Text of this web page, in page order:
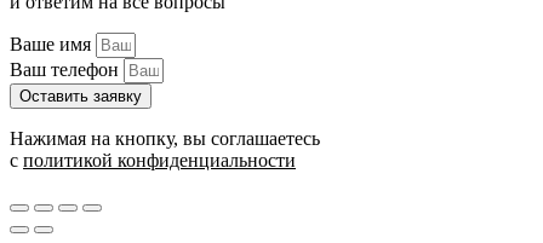
Ваше имя
Ваш телефон
Оставить заявку
Нажимая на кнопку, вы соглашаетесь
с политикой конфиденциальности